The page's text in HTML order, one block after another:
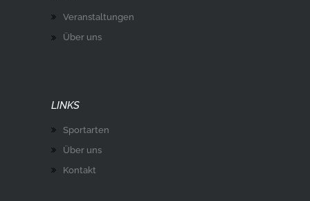
Veranstaltungen
Über uns
LINKS
Sportarten
Über uns
Kontakt